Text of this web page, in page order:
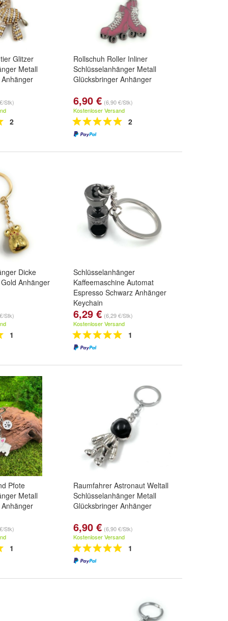
Glitzer
Metall
Stk)
2
Rollschuh Roller Inliner
Schlüsselanhänger Metall
Glücksbringer Anhänger
6,90 € (6,90 €/Stk)
Kostenloser Versand
2
Dicke
Anhänger
Stk)
1
Schlüsselanhänger
Kaffeemaschine Automat
Espresso Schwarz Anhänger
Keychain
6,29 € (6,29 €/Stk)
Kostenloser Versand
1
Pfote
Metall
Stk)
1
Raumfahrer Astronaut Weltall
Schlüsselanhänger Metall
Glücksbringer Anhänger
6,90 € (6,90 €/Stk)
Kostenloser Versand
1